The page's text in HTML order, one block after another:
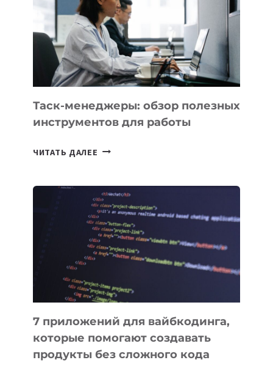
3
ЗАДАЧИ
ЕМУ
МОЖНО
ПОРУЧИТЬ
УЖЕ
Таск-менеджеры: обзор полезных
инструментов для работы
ЧИТАТЬ ДАЛЕЕ ТАСК-
ПОЛЕЗНЫХ
ИНСТРУМЕНТОВ
ДЛЯ
РАБОТЫ
7 приложений для вайбкодинга,
которые помогают создавать
продукты без сложного кода